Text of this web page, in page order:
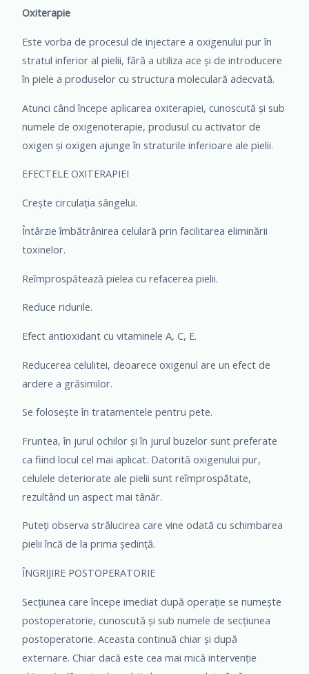
Oxiterapie
Este vorba de procesul de injectare a oxigenului pur în
stratul inferior al pielii, fără a utiliza ace și de introducere
în piele a produselor cu structura moleculară adecvată.
Atunci când începe aplicarea oxiterapiei, cunoscută și sub
numele de oxigenoterapie, produsul cu activator de
oxigen și oxigen ajunge în straturile inferioare ale pielii.
EFECTELE OXITERAPIEI
Crește circulația sângelui.
Întârzie îmbătrânirea celulară prin facilitarea eliminării
toxinelor.
Reîmprospătează pielea cu refacerea pielii.
Reduce ridurile.
Efect antioxidant cu vitaminele A, C, E.
Reducerea celulitei, deoarece oxigenul are un efect de
ardere a grăsimilor.
Se folosește în tratamentele pentru pete.
Fruntea, în jurul ochilor și în jurul buzelor sunt preferate
ca fiind locul cel mai aplicat. Datorită oxigenului pur,
celulele deteriorate ale pielii sunt reîmprospătate,
rezultând un aspect mai tânăr.
Puteți observa strălucirea care vine odată cu schimbarea
pielii încă de la prima ședință.
ÎNGRIJIRE POSTOPERATORIE
Secțiunea care începe imediat după operație se numește
postoperatorie, cunoscută și sub numele de secțiunea
postoperatorie. Aceasta continuă chiar și după
externare. Chiar dacă este cea mai mică intervenție